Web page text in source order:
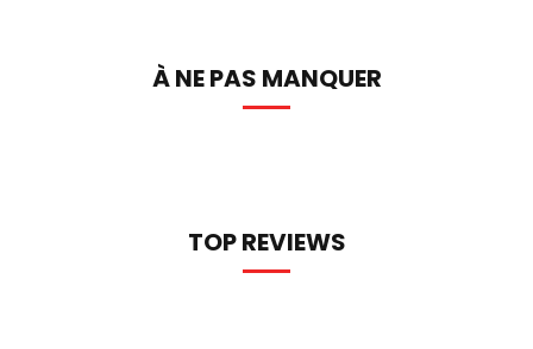
À NE PAS MANQUER
TOP REVIEWS